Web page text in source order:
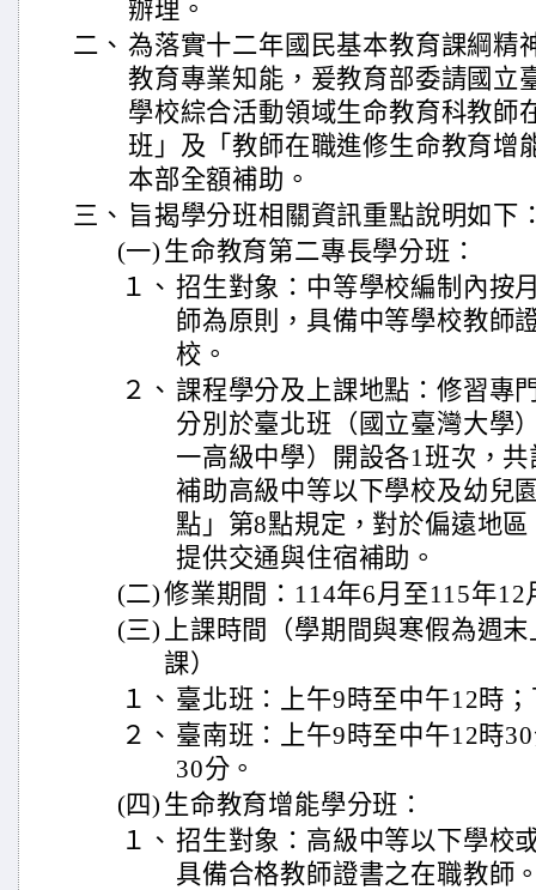
辦理。
二、 為落實十二年國民基本教育課綱精
教育專業知能，爰教育部委請國立
學校綜合活動領域生命教育科教師
班」及「教師在職進修生命教育增
本部全額補助。
三、 旨揭學分班相關資訊重點說明如下
(一) 生命教育第二專長學分班：
１、 招生對象：中等學校編制內按
師為原則，具備中等學校教師
校。
２、 課程學分及上課地點：修習專
分別於臺北班（國立臺灣大學
一高級中學）開設各1班次，
補助高級中等以下學校及幼兒
點」第8點規定，對於偏遠地
提供交通與住宿補助。
(二)修業期間：114年6月至115年12
(三) 上課時間（學期間與寒假為週
課）
１、 臺北班：上午9時至中午12時
２、 臺南班：上午9時至中午12時
30分。
(四) 生命教育增能學分班：
１、 招生對象：高級中等以下學校
具備合格教師證書之在職教師